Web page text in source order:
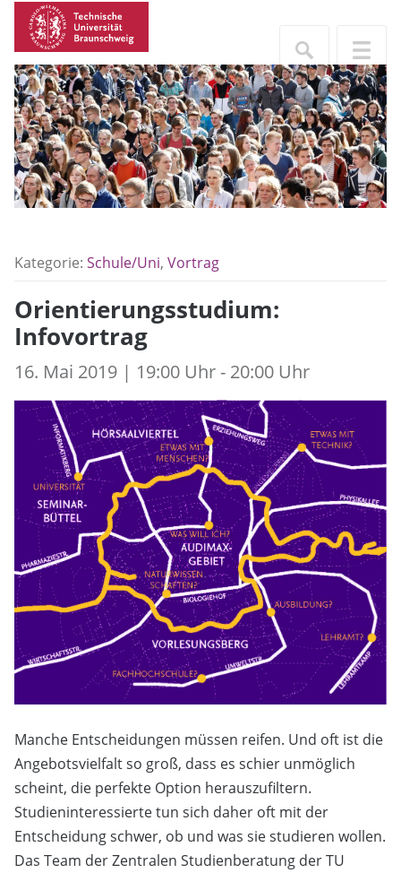
Kategorie: Schule/Uni, Vortrag
Orientierungsstudium:
Infovortrag
16. Mai 2019 | 19:00 Uhr - 20:00 Uhr
Manche Entscheidungen müssen reifen. Und oft ist die
Angebotsvielfalt so groß, dass es schier unmöglich
scheint, die perfekte Option herauszufiltern.
Studieninteressierte tun sich daher oft mit der
Entscheidung schwer, ob und was sie studieren wollen.
Das Team der Zentralen Studienberatung der TU